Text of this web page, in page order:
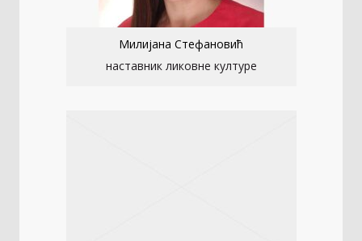
Милијана Стефановић
наставник ликовне културе